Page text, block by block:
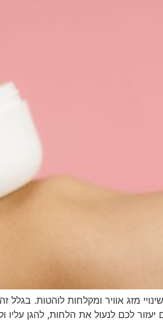
מזג אוויר ומקלחות לוהטות.
לכם לנעול את הלחות, להגן עליו